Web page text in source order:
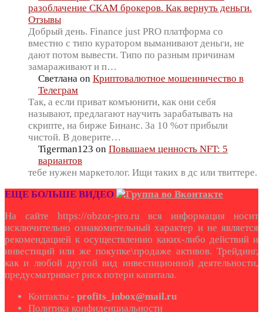
разоблачение СКАМ брокеров. Как вернуть деньги.
Отзывы
Добрый день. Finance just PRO платформа со
вместно с типо куратором выманивают деньги, не
дают потом вывести. Типо по разным причинам
замараживают и п…
Светлана on Криптовалютное мошенничество в
Телеграм
Так, а если приват комъюнити, как они себя
называют, предлагают научить зарабатывать на
скрипте, на бирже Бинанс. За 10 %от прибыли
чистой. В доверите…
Tigerman123 on Повышаем ценность NFT: 5
вариантов
тебе нужен маркетолог. Ищи таких в дс или твиттере.
ЕЩЕ БОЛЬШЕ ВИДЕО
На сайте https://obzor-pro.ru вся информация носит
исключительно ознакомительный характер и не является
рекомендацией к осуществлению каких-либо действий и
инвестиций или же покупке\продаже активов. Трейдинг,
как и любой другой вид инвестиционной деятельности,
предусматривает риск потери капитала.
Контакты - profits_inbox@mail.ru
Политика конфиденциальности